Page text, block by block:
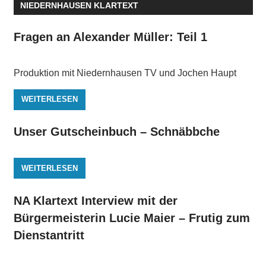
NIEDERNHAUSEN KLARTEXT
Fragen an Alexander Müller: Teil 1
Produktion mit Niedernhausen TV und Jochen Haupt
WEITERLESEN
Unser Gutscheinbuch – Schnäbbche
WEITERLESEN
NA Klartext Interview mit der
Bürgermeisterin Lucie Maier – Frutig zum
Dienstantritt